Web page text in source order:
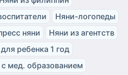
Няни-логопеды
няни
Няни из агентств
ребенка 1 год
мед. образованием